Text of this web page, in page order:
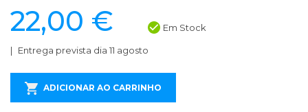
22,00 € Em Stock
Entrega prevista dia 11 agosto
ADICIONAR AO CARRINHO